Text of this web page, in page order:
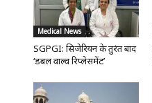
Medical News
SGPGI: सिजेरियन के तुरंत बाद
‘डबल वाल्व रिप्लेसमेंट’